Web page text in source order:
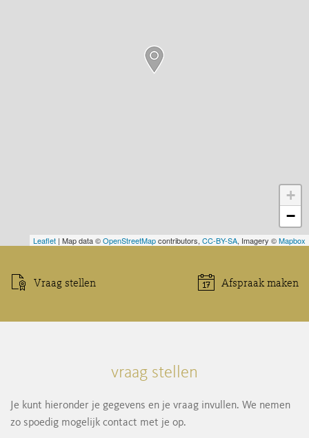
+
−
Leaflet | Map data ©OpenStreetMapcontributors, CC-BY-SA, Imagery ©Mapbox
Vraag stellen Afspraak maken
vraag stellen
Je kunt hieronder je gegevens en je vraag invullen. We nemen
zo spoedig mogelijk contact met je op.